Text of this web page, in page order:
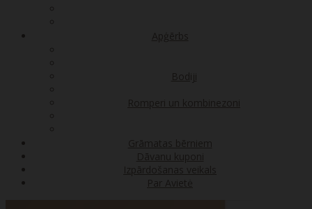
Apģērbs
Bodiji
Romperi un kombinezoni
Grāmatas bērniem
Dāvanu kuponi
Izpārdošanas veikals
Par Avietė